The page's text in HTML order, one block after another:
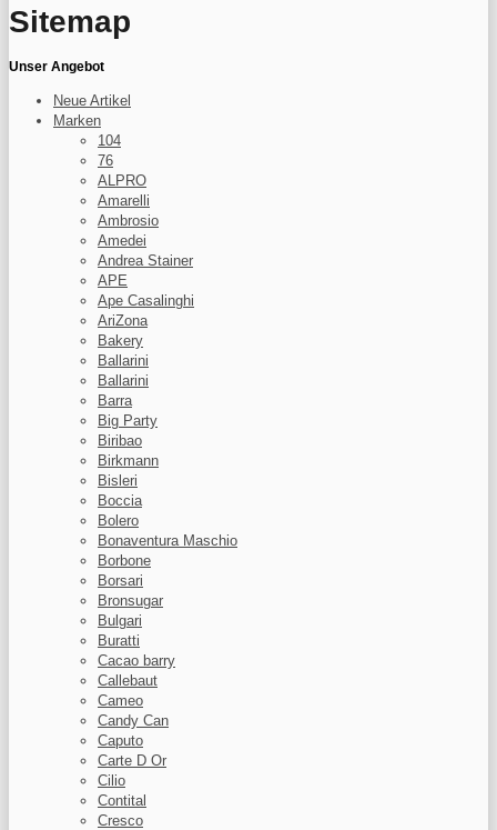
Sitemap
Unser Angebot
Neue Artikel
Marken
104
76
ALPRO
Amarelli
Ambrosio
Amedei
Andrea Stainer
APE
Ape Casalinghi
AriZona
Bakery
Ballarini
Ballarini
Barra
Big Party
Biribao
Birkmann
Bisleri
Boccia
Bolero
Bonaventura Maschio
Borbone
Borsari
Bronsugar
Bulgari
Buratti
Cacao barry
Callebaut
Cameo
Candy Can
Caputo
Carte D Or
Cilio
Contital
Cresco